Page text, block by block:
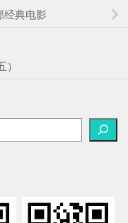
经典电影